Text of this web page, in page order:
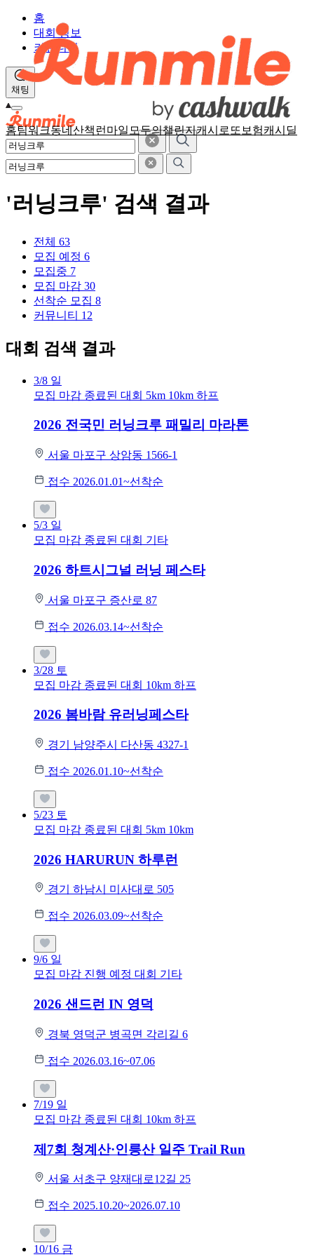
홈팀워크동네산책 런마일 모두의챌린지캐시로또 보험캐시딜
홈
대회 정보
커뮤니티
채팅
'러닝크루' 검색 결과
전체 63
모집 예정 6
모집중 7
모집 마감 30
선착순 모집 8
커뮤니티 12
대회 검색 결과
3/8 일
모집 마감 종료된 대회 5km 10km 하프
2026 전국민 러닝크루 패밀리 마라톤
서울 마포구 상암동 1566-1
접수 2026.01.01~선착순
5/3 일
모집 마감 종료된 대회 기타
2026 하트시그널 러닝 페스타
서울 마포구 증산로 87
접수 2026.03.14~선착순
3/28 토
모집 마감 종료된 대회 10km 하프
2026 봄바람 유러닝페스타
경기 남양주시 다산동 4327-1
접수 2026.01.10~선착순
5/23 토
모집 마감 종료된 대회 5km 10km
2026 HARURUN 하루런
경기 하남시 미사대로 505
접수 2026.03.09~선착순
9/6 일
모집 마감 진행 예정 대회 기타
2026 샌드런 IN 영덕
경북 영덕군 병곡면 각리길 6
접수 2026.03.16~07.06
7/19 일
모집 마감 종료된 대회 10km 하프
제7회 청계산·인릉산 일주 Trail Run
서울 서초구 양재대로12길 25
접수 2025.10.20~2026.07.10
10/16 금